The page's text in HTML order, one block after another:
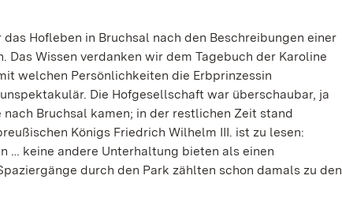
Hofleben in Bruchsal nach den Beschreibungen einer
Wissen verdanken wir dem Tagebuch der Karoline
welchen Persönlichkeiten die Erbprinzessin
Die Hofgesellschaft war überschaubar, ja
Bruchsal kamen; in der restlichen Zeit stand
Königs Friedrich Wilhelm III. ist zu lesen:
… keine andere Unterhaltung bieten als einen
durch den Park zählten schon damals zu den